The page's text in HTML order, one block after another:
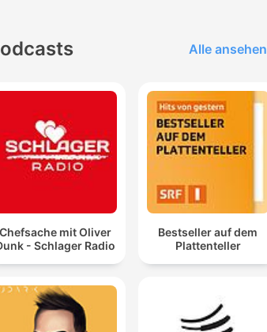
Alle ansehen
Chefsache mit Oliver
- Schlager Radio
Bestseller auf dem
Plattenteller